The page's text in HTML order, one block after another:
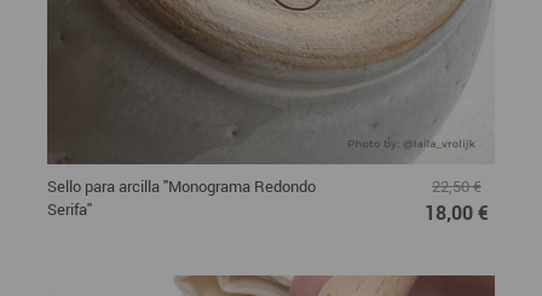
Sello para arcilla "Monograma Redondo
Serifa"
22,50 €
18,00 €